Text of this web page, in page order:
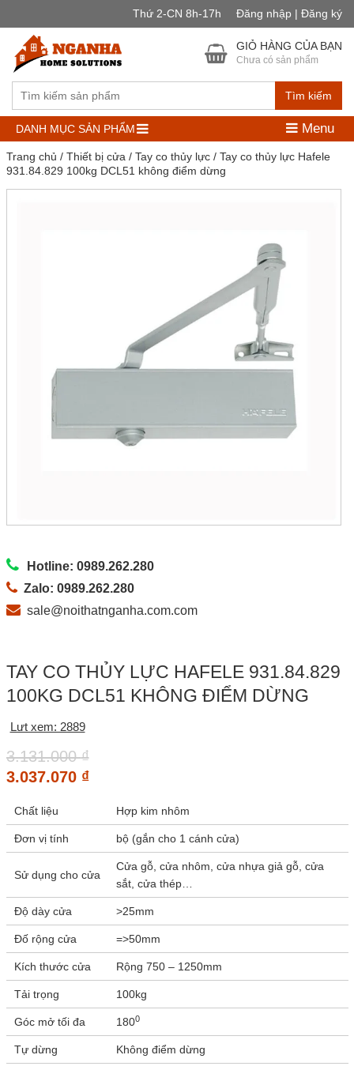
Thứ 2-CN 8h-17h Đăng nhập | Đăng ký
Tìm kiếm
GIỎ HÀNG CỦA BẠN
Chưa có sản phẩm
DANH MỤC SẢN PHẨM Menu
Trang chủ / Thiết bị cửa / Tay co thủy lực/ Tay co thủy lực Hafele
931.84.829 100kg DCL51 không điểm dừng
Hotline: 0989.262.280
Zalo: 0989.262.280
sale@noithatnganha.com.com
TAY CO THỦY LỰC HAFELE 931.84.829
100KG DCL51 KHÔNG ĐIỂM DỪNG
Lưt xem: 2889
3.131.000₫
3.037.070 ₫
Chất liệu Hợp kim nhôm
Đơn vị tính bộ (gắn cho 1 cánh cửa)
Sử dụng cho cửa
Cửa gỗ, cửa nhôm, cửa nhựa giả gỗ, cửa
sắt, cửa thép…
Độ dày cửa >25mm
Đố rộng cửa =>50mm
Kích thước cửa Rộng 750 – 1250mm
Tải trọng 100kg
Góc mở tối đa 1800
Tự dừng Không điểm dừng